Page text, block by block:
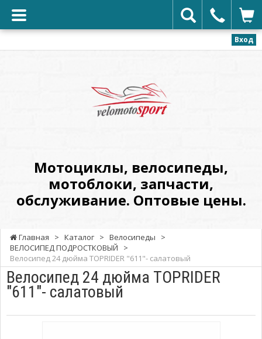
Вход
ОптовыеМотоциклы, велосипеды,
мотоблоки, запчасти,
обслуживание. Оптовые цены.
Главная > Каталог > Велосипеды
>
ВЕЛОСИПЕД ПОДРОСТКОВЫЙ
>
Велосипед 24 дюйма TOPRIDER "611"- салатовый
Велосипед 24 дюйма TOPRIDER
"611"- салатовый